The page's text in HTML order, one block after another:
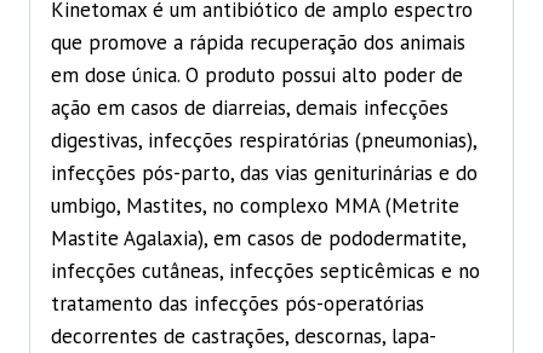
Kinetomax é um antibiótico de amplo espectro
que promove a rápida recuperação dos animais
em dose única. O produto possui alto poder de
ação em casos de diarreias, demais infecções
digestivas, infecções respiratórias (pneumonias),
infecções pós-parto, das vias geniturinárias e do
umbigo, Mastites, no complexo MMA (Metrite
Mastite Agalaxia), em casos de pododermatite,
infecções cutâneas, infecções septicêmicas e no
tratamento das infecções pós-operatórias
decorrentes de castrações, descornas, lapa-